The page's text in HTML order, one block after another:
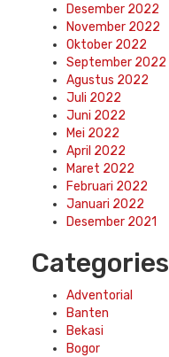
Desember 2022
November 2022
Oktober 2022
September 2022
Agustus 2022
Juli 2022
Juni 2022
Mei 2022
April 2022
Maret 2022
Februari 2022
Januari 2022
Desember 2021
Categories
Adventorial
Banten
Bekasi
Bogor